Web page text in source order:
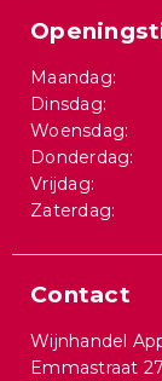
Maandag:
Dinsdag:
Woensdag:
Donderdag:
Vrijdag:
Zaterdag:
Contact
Wijnhandel
Emmastraat